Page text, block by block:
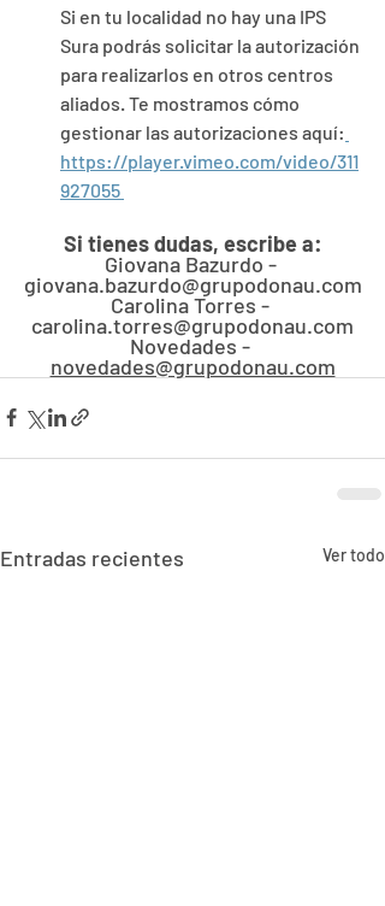
Si en tu localidad no hay una IPS
Sura podrás solicitar la autorización
para realizarlos en otros centros
aliados. Te mostramos cómo
gestionar las autorizaciones aquí:
https://player.vimeo.com/video/311
927055
Si tienes dudas, escribe a:
Giovana Bazurdo -
giovana.bazurdo@grupodonau.com
Carolina Torres -
carolina.torres@grupodonau.com
Novedades -
novedades@grupodonau.com
Entradas recientes Ver todo